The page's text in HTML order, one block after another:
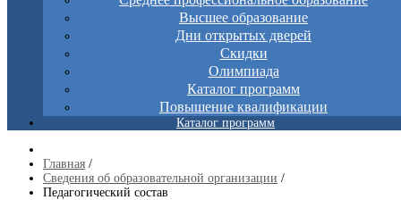
Высшее образование
Дни открытых дверей
Скидки
Олимпиада
Каталог программ
Повышение квалификации
Каталог программ
Главная /
Сведения об образовательной организации /
Педагогический состав